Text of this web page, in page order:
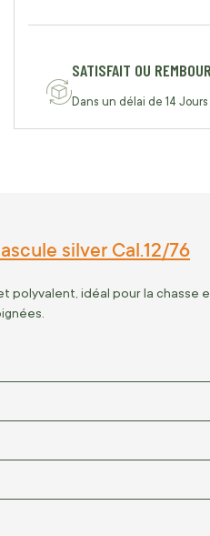
SATISFAIT OU
Dans un délai de 14 Jours
silver Cal.12/76
polyvalent, idéal pour la chasse